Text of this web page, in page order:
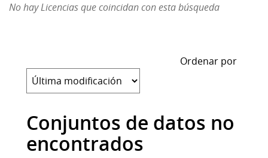
No hay Licencias que coincidan con esta búsqueda
Ordenar por
Conjuntos de datos no
encontrados